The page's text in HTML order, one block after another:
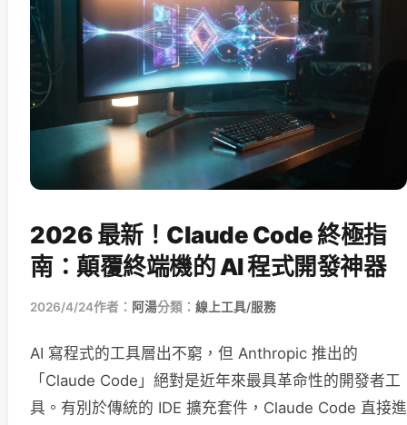
2026 最新！Claude Code 終極指
南：顛覆終端機的 AI 程式開發神器
2026/4/24作者： 阿湯分類： 線上工具/服務
AI 寫程式的工具層出不窮，但 Anthropic 推出的
「Claude Code」絕對是近年來最具革命性的開發者工
具。有別於傳統的 IDE 擴充套件，Claude Code 直接進